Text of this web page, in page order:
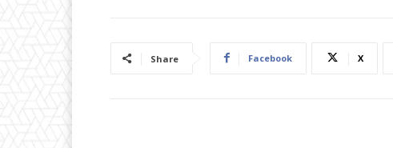
Share Facebook X